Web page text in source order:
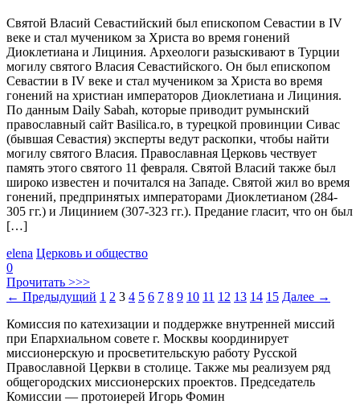
Святой Власий Севастийский был епископом Севастии в IV
веке и стал мучеником за Христа во время гонений
Диоклетиана и Лициния. Археологи разыскивают в Турции
могилу святого Власия Севастийского. Он был епископом
Севастии в IV веке и стал мучеником за Христа во время
гонений на христиан императоров Диоклетиана и Лициния.
По данным Daily Sabah, которые приводит румынский
православный сайт Basilica.ro, в турецкой провинции Сивас
(бывшая Севастия) эксперты ведут раскопки, чтобы найти
могилу святого Власия. Православная Церковь чествует
память этого святого 11 февраля. Святой Власий также был
широко известен и почитался на Западе. Святой жил во время
гонений, предпринятых императорами Диоклетианом (284-
305 гг.) и Лицинием (307-323 гг.). Предание гласит, что он был
[…]
elena Церковь и общество
0
Прочитать >>>
← Предыдущий 1 2 3 4 5 6 7 8 9 10 11 12 13 14 15 Далее →
Комиссия по катехизации и поддержке внутренней миссий
при Епархиальном совете г. Москвы координирует
миссионерскую и просветительскую работу Русской
Православной Церкви в столице. Также мы реализуем ряд
общегородских миссионерских проектов. Председатель
Комиссии — протоиерей Игорь Фомин